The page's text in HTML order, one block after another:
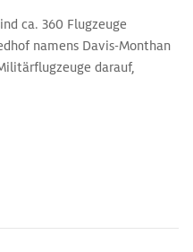
ca. 360 Flugzeuge
namens Davis-Monthan
darauf,